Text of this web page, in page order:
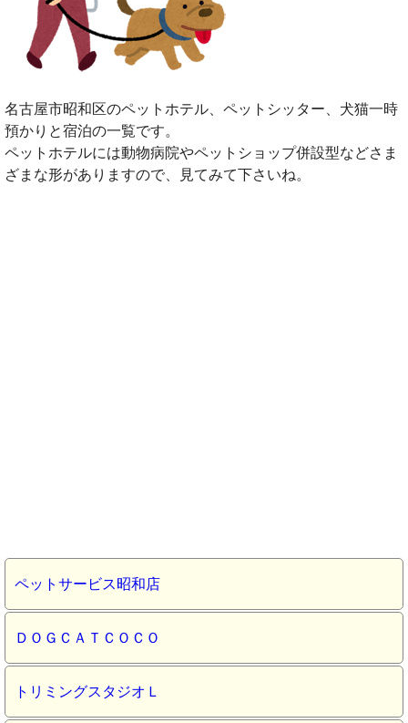
名古屋市昭和区のペットホテル、ペットシッター、犬猫一時
預かりと宿泊の一覧です。
ペットホテルには動物病院やペットショップ併設型などさま
ざまな形がありますので、見てみて下さいね。
ペットサービス昭和店
ＤＯＧＣＡＴＣＯＣＯ
トリミングスタジオＬ